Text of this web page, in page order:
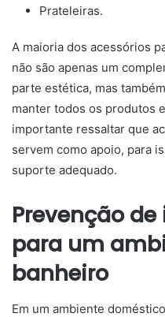
Prateleiras.
A maioria dos acessórios
não são apenas um
parte estética, mas
manter todos os produtos
importante ressaltar que
servem como apoio, para
suporte adequado.
Prevenção
para um
banheiro
Em um ambiente